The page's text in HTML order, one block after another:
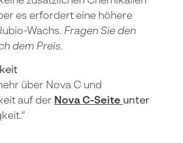
es erfordert eine höhere
Wachs. Fragen Sie den
dem Preis.
über Nova C und
auf der Nova C-Seite unter